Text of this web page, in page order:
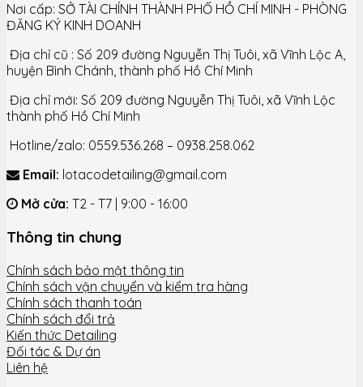
Nơi cấp: SỞ TÀI CHÍNH THÀNH PHỐ HỒ CHÍ MINH - PHÒNG
ĐĂNG KÝ KINH DOANH
Địa chỉ cũ : Số 209 đường Nguyễn Thị Tuôi, xã Vĩnh Lộc A,
huyện Bình Chánh, thành phố Hồ Chí Minh
Địa chỉ mới: Số 209 đường Nguyễn Thị Tuôi, xã Vĩnh Lộc
thành phố Hồ Chí Minh
Hotline/zalo: 0559.536.268 – 0938.258.062
Email: lotacodetailing@gmail.com
Mở cửa: T2 - T7 | 9:00 - 16:00
Thông tin chung
Chính sách bảo mật thông tin
Chính sách vận chuyển và kiểm tra hàng
Chính sách thanh toán
Chính sách đổi trả
Kiến thức Detailing
Đối tác & Dự án
Liên hệ